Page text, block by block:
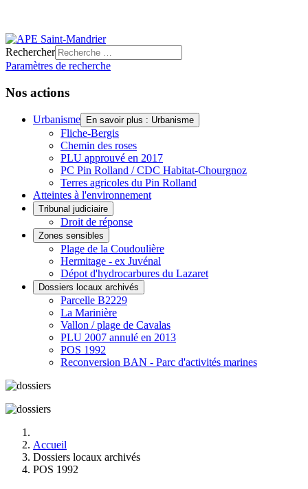
Rechercher
Paramètres de recherche
Nos actions
Urbanisme En savoir plus : Urbanisme
Fliche-Bergis
Chemin des roses
PLU approuvé en 2017
PC Pin Rolland / CDC Habitat-Chourgnoz
Terres agricoles du Pin Rolland
Atteintes à l'environnement
Tribunal judiciaire
Droit de réponse
Zones sensibles
Plage de la Coudoulière
Hermitage - ex Juvénal
Dépot d'hydrocarbures du Lazaret
Dossiers locaux archivés
Parcelle B2229
La Marinière
Vallon / plage de Cavalas
PLU 2007 annulé en 2013
POS 1992
Reconversion BAN - Parc d'activités marines
Accueil
Dossiers locaux archivés
POS 1992